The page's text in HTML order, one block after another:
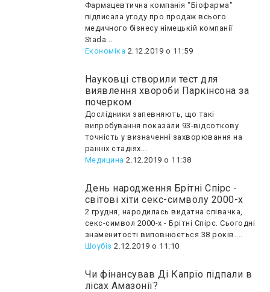
Фармацевтична компанія "Біофарма"
підписала угоду про продаж всього
медичного бізнесу німецькій компанії
Stada...
Економіка 2.12.2019 о 11:59
Науковці створили тест для
виявлення хвороби Паркінсона за
почерком
Дослідники запевняють, що такі
випробування показали 93-відсоткову
точність у визначенні захворювання на
ранніх стадіях...
Медицина 2.12.2019 о 11:38
День народження Брітні Спірс -
світові хіти секс-символу 2000-х
2 грудня, народилась видатна співачка,
секс-символ 2000-х - Брітні Спірс. Сьогодні
знаменитості виповнюється 38 років....
Шоубiз 2.12.2019 о 11:10
Чи фінансував Ді Капріо підпали в
лісах Амазонії?